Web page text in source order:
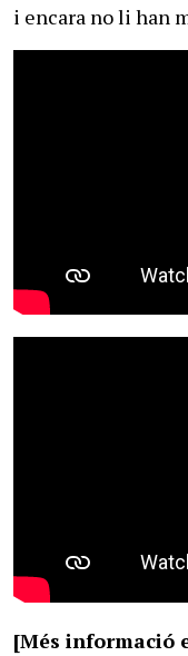
i encara no li han
[Més informació